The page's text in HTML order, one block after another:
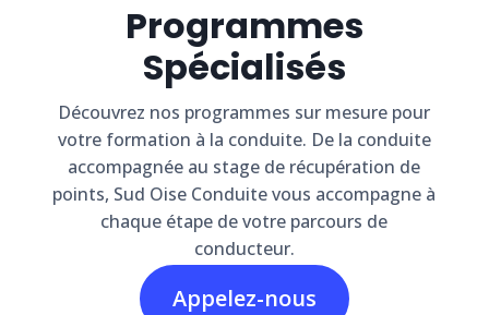
Programmes
Spécialisés
Découvrez nos programmes sur mesure pour
votre formation à la conduite. De la conduite
accompagnée au stage de récupération de
points, Sud Oise Conduite vous accompagne à
chaque étape de votre parcours de
conducteur.
Appelez-nous